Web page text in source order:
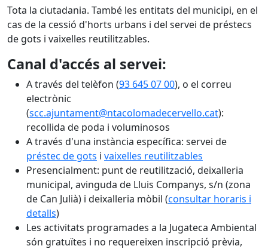
Tota la ciutadania. També les entitats del municipi, en el
cas de la cessió d'horts urbans i del servei de préstecs
de gots i vaixelles reutilitzables.
Canal d'accés al servei:
A través del telèfon (93 645 07 00), o el correu
electrònic
(scc.ajuntament@ntacolomadecervello.cat):
recollida de poda i voluminosos
A través d'una instància específica: servei de
préstec de gots i vaixelles reutilitzables
Presencialment: punt de reutilització, deixalleria
municipal, avinguda de Lluis Companys, s/n (zona
de Can Julià) i deixalleria mòbil (consultar horaris i
detalls)
Les activitats programades a la Jugateca Ambiental
són gratuïtes i no requereixen inscripció prèvia,